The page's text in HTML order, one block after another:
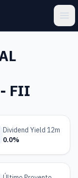
FII
Dividend Yield 12m
0.0%